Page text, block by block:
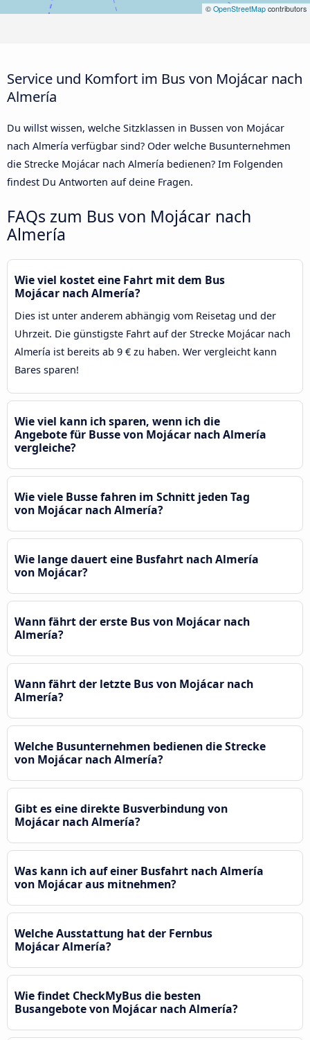
© OpenStreetMap contributors
Service und Komfort im Bus von Mojácar nach
Almería
Du willst wissen, welche Sitzklassen in Bussen von Mojácar
nach Almería verfügbar sind? Oder welche Busunternehmen
die Strecke Mojácar nach Almería bedienen? Im Folgenden
findest Du Antworten auf deine Fragen.
FAQs zum Bus von Mojácar nach
Almería
Wie viel kostet eine Fahrt mit dem Bus
Mojácar nach Almería?
Dies ist unter anderem abhängig vom Reisetag und der
Uhrzeit. Die günstigste Fahrt auf der Strecke Mojácar nach
Almería ist bereits ab 9 € zu haben. Wer vergleicht kann
Bares sparen!
Wie viel kann ich sparen, wenn ich die
Angebote für Busse von Mojácar nach Almería
vergleiche?
Wie viele Busse fahren im Schnitt jeden Tag
von Mojácar nach Almería?
Wie lange dauert eine Busfahrt nach Almería
von Mojácar?
Wann fährt der erste Bus von Mojácar nach
Almería?
Wann fährt der letzte Bus von Mojácar nach
Almería?
Welche Busunternehmen bedienen die Strecke
von Mojácar nach Almería?
Gibt es eine direkte Busverbindung von
Mojácar nach Almería?
Was kann ich auf einer Busfahrt nach Almería
von Mojácar aus mitnehmen?
Welche Ausstattung hat der Fernbus
Mojácar Almería?
Wie findet CheckMyBus die besten
Busangebote von Mojácar nach Almería?